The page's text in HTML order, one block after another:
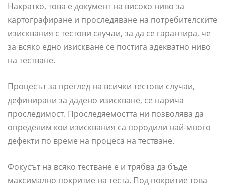
Накратко, това е документ на високо ниво за
картографиране и проследяване на потребителските
изисквания с тестови случаи, за да се гарантира, че
за всяко едно изискване се постига адекватно ниво
на тестване.
Процесът за преглед на всички тестови случаи,
дефинирани за дадено изискване, се нарича
проследимост. Проследяемостта ни позволява да
определим кои изисквания са породили най-много
дефекти по време на процеса на тестване.
Фокусът на всяко тестване е и трябва да бъде
максимално покритие на теста. Под покритие това